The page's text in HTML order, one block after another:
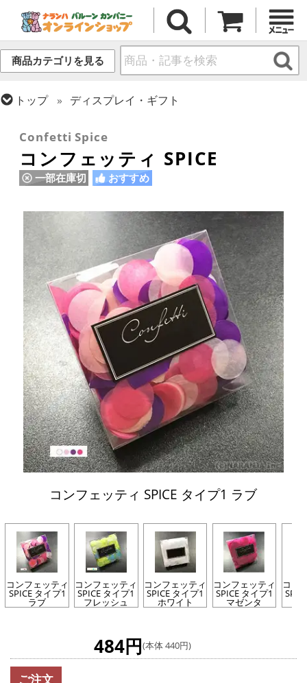
商品カテゴリを見る
トップ
ディスプレイ・ギフト
Confetti Spice
コンフェッティ SPICE
一部在庫切 おすすめ
コンフェッティ SPICE タイプ1 ラブ
コンフェッティ
SPICE タイプ1
ラブ
コンフェッティ
SPICE タイプ1
フレッシュ
コンフェッティ
SPICE タイプ1
ホワイト
コンフェッティ
SPICE タイプ1
マゼンタ
コン
484円(本体 440円)
ご注文